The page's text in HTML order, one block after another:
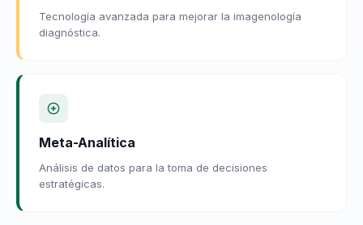
Tecnología avanzada para mejorar la imagenología
diagnóstica.
Meta-Analítica
Análisis de datos para la toma de decisiones
estratégicas.